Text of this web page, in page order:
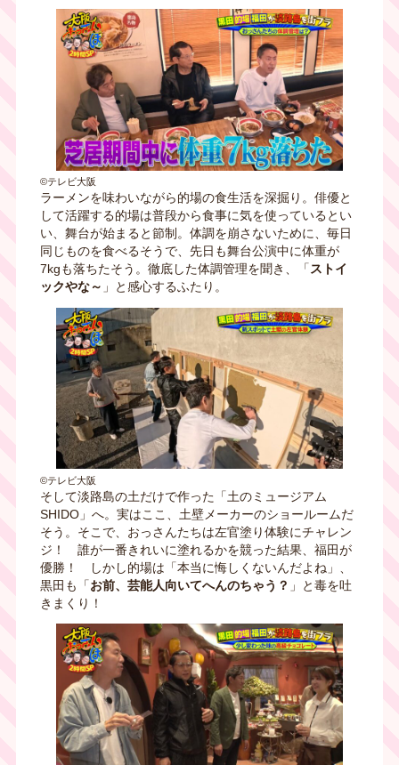
©テレビ大阪
ラーメンを味わいながら的場の食生活を深掘り。俳優と
して活躍する的場は普段から食事に気を使っているとい
い、舞台が始まると節制。体調を崩さないために、毎日
同じものを食べるそうで、先日も舞台公演中に体重が
7kgも落ちたそう。徹底した体調管理を聞き、「ストイ
ックやな～ 」と感心するふたり。
©テレビ大阪
そして淡路島の土だけで作った「土のミュージアム
SHIDO」へ。実はここ、土壁メーカーのショールームだ
そう。そこで、おっさんたちは左官塗り体験にチャレン
ジ！ 誰が一番きれいに塗れるかを競った結果、福田が
優勝！ しかし的場は「本当に悔しくないんだよね」、
黒田も「お前、芸能人向いてへんのちゃう？ 」と毒を吐
きまくり！